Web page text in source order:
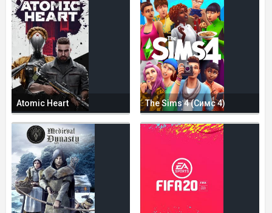
Atomic Heart The Sims 4 (Симс 4)